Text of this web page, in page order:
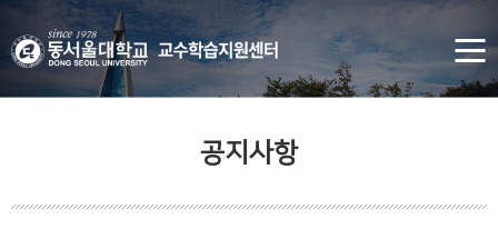
공지사항